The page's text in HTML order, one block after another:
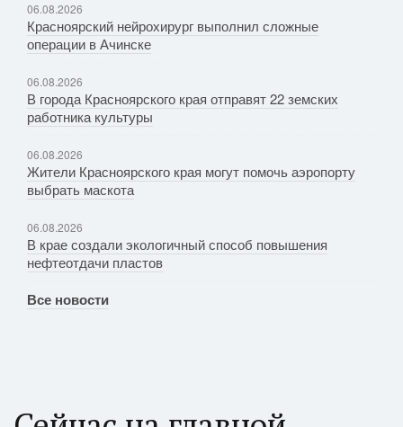
06.08.2026
Красноярский нейрохирург выполнил сложные
операции в Ачинске
06.08.2026
В города Красноярского края отправят 22 земских
работника культуры
06.08.2026
Жители Красноярского края могут помочь аэропорту
выбрать маскота
06.08.2026
В крае создали экологичный способ повышения
нефтеотдачи пластов
Все новости